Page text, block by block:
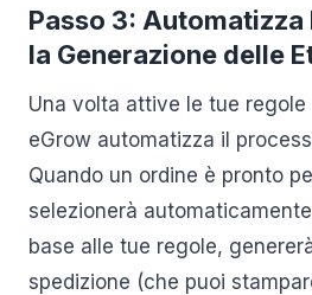
Passo 3: Automatizza
la Generazione delle
Una volta attive le tue
eGrow automatizza il
Quando un ordine è pronto
selezionerà
base alle tue regole,
spedizione (che puoi